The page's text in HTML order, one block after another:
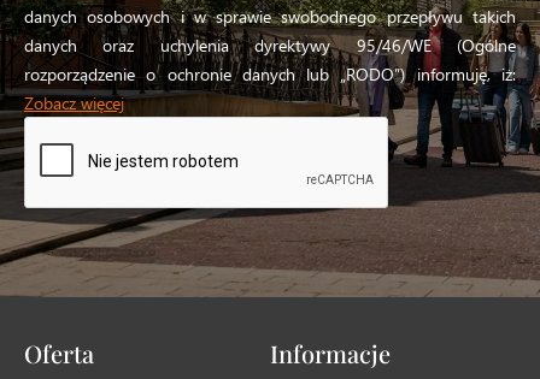
danych osobowych i w sprawie swobodnego przepływu takich
danych oraz uchylenia dyrektywy 95/46/WE (Ogólne
rozporządzenie o ochronie danych lub „RODO”) informuję, iż:
Zobacz więcej
Oferta Informacje